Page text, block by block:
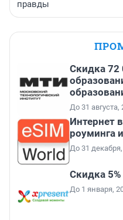
правды
Скидка 72
До 31 августа,
Интернет
роуминга
До 31
Скидка
До 1 января,